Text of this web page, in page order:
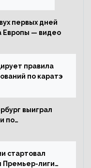
первых дней
Европы — видео
правила
по каратэ
выиграл
по
стартовал
Премьер-лиги